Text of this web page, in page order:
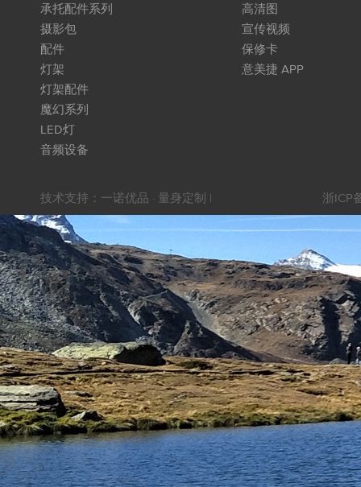
承托配件系列
摄影包
配件
灯架
灯架配件
魔幻系列
LED灯
音频设备
高清图
宣传视频
保修卡
意美捷 APP
技术支持： 一诺优品 · 量身定制 | 浙ICP